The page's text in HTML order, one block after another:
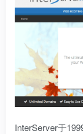
InterServer于